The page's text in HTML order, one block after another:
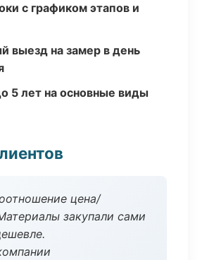
с графиком этапов и
выезд на замер в день
5 лет на основные виды
цена/
закупали сами